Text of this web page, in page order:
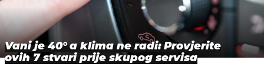
Vani je 40° a klima ne radi: Provjerite
ovih 7 stvari prije skupog servisa